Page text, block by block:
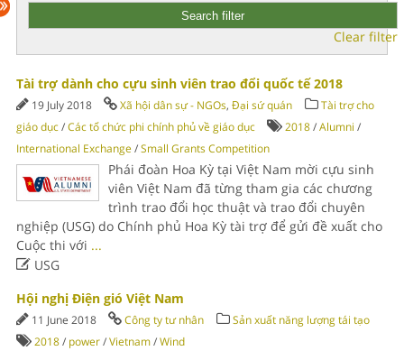
Clear filter
Tài trợ dành cho cựu sinh viên trao đổi quốc tế 2018
19 July 2018 Xã hội dân sự - NGOs, Đại sứ quán
Tài trợ cho
giáo dục/Các tổ chức phi chính phủ về giáo dục 2018/Alumni /
International Exchange/Small Grants Competition
Phái đoàn Hoa Kỳ tại Việt Nam mời cựu sinh
viên Việt Nam đã từng tham gia các chương
trình trao đổi học thuật và trao đổi chuyên
nghiệp (USG) do Chính phủ Hoa Kỳ tài trợ để gửi đề xuất cho
Cuộc thi với ...
USG
Hội nghị Điện gió Việt Nam
11 June 2018 Công ty tư nhân
Sản xuất năng lượng tái tạo
2018/ power/Vietnam/Wind